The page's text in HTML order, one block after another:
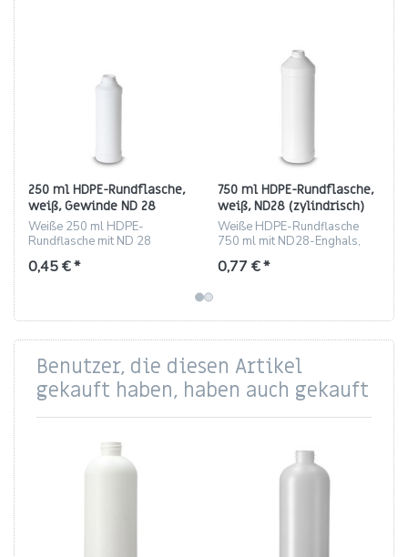
250 ml HDPE-Rundflasche,
weiß, Gewinde ND 28
(zylindrisch)
Weiße 250 ml HDPE-
Rundflasche mit ND 28
0,45 € *
750 ml HDPE-Rundflasche,
weiß, ND28 (zylindrisch)
Weiße HDPE-Rundflasche
750 ml mit ND28-Enghals,
0,77 € *
Benutzer, die diesen Artikel
gekauft haben, haben auch gekauft